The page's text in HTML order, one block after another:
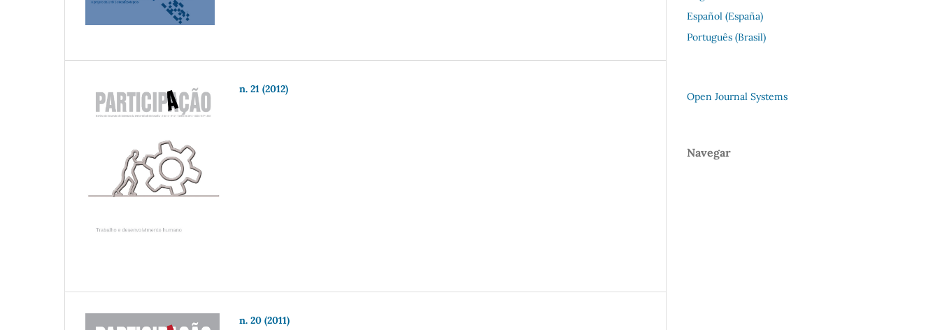
n. 21 (2012)
n. 20 (2011)
Español (España)
Português (Brasil)
Open Journal Systems
Navegar